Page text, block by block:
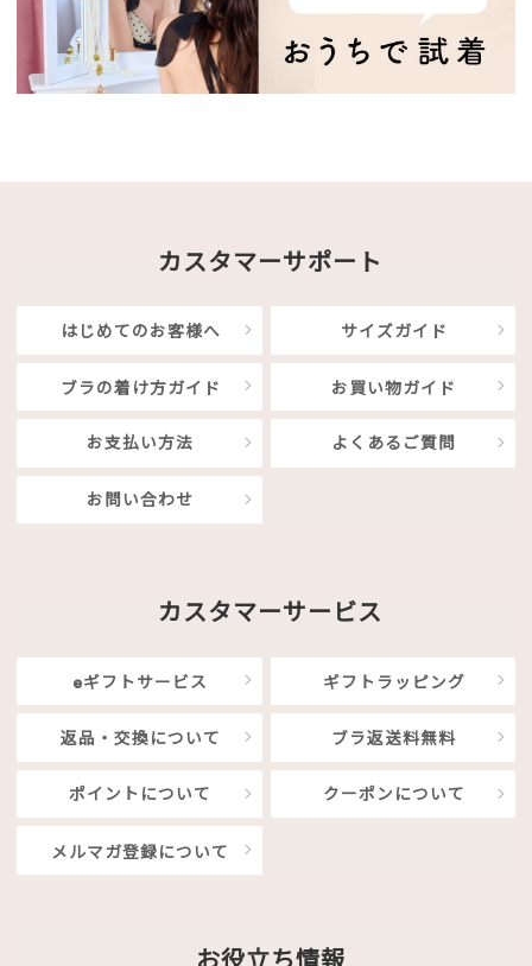
カスタマーサポート
はじめてのお客様へ サイズガイド
ブラの着け方ガイド お買い物ガイド
お支払い方法 よくあるご質問
お問い合わせ
カスタマーサービス
eギフトサービス ギフトラッピング
返品・交換について ブラ返送料無料
ポイントについて クーポンについて
メルマガ登録について